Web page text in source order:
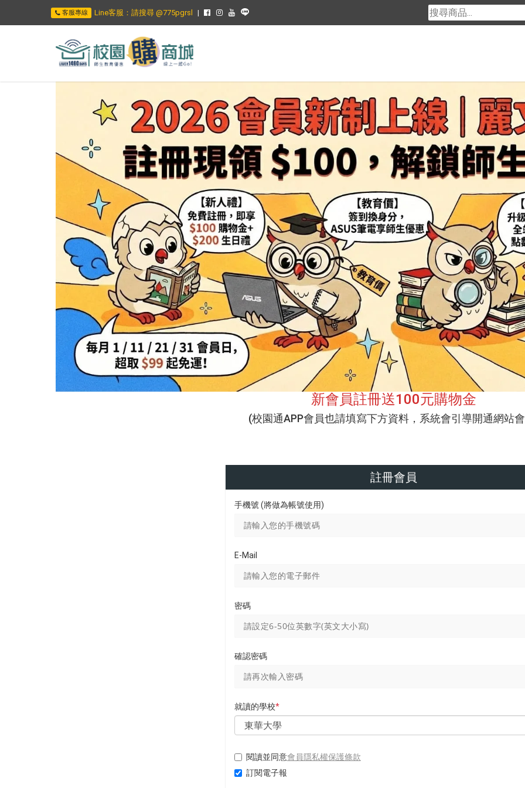
客服專線 Line客服：請搜尋 @775pgrsl
新會員註冊送100元購物金
(校園通APP會員也請填寫下方資料，系統會引導開通網站
註冊會員
手機號 (將做為帳號使用)
E-Mail
密碼
確認密碼
就讀的學校*
閱讀並同意會員隱私權保護條款
訂閱電子報